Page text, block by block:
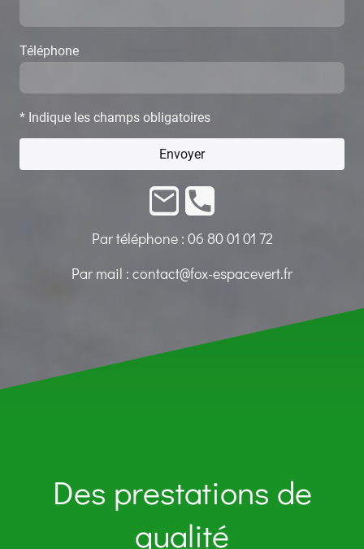
Téléphone
* Indique les champs obligatoires
Envoyer
Par téléphone : 06 80 01 01 72
Par mail : contact@fox-espacevert.fr
Des prestations de
qualité